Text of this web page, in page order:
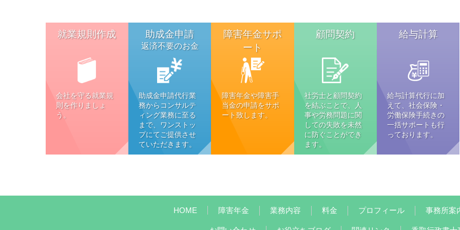
就業規則作成
会社を守る就業規
則を作りましょ
う。
助成金申請
返済不要のお金
助成金申請代行業
務からコンサルテ
ィング業務に至る
まで、ワンストッ
プにてご提供させ
ていただきます。
障害年金サポ
ート
障害年金や障害手
当金の申請をサポ
ート致します。
顧問契約
社労士と顧問契約
を結ぶことで、人
事や労務問題に関
しての失敗を未然
に防ぐことができ
ます。
給与計算
給与計算代行に加
えて、社会保険・
労働保険手続きの
一括サポートも行
っております。
HOME 障害年金 業務内容 料金 プロフィール 事務所案